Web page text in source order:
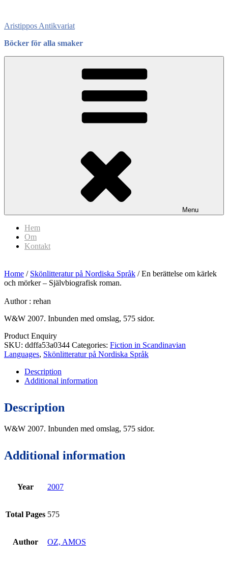
content
Aristippos Antikvariat
Böcker för alla smaker
Menu
Hem
Om
Kontakt
Home / Skönlitteratur på Nordiska Språk / En berättelse om kärlek
och mörker – Självbiografisk roman.
Author : rehan
W&W 2007. Inbunden med omslag, 575 sidor.
Product Enquiry
SKU: ddffa53a0344 Categories: Fiction in Scandinavian
Languages, Skönlitteratur på Nordiska Språk
Description
Additional information
Description
W&W 2007. Inbunden med omslag, 575 sidor.
Additional information
Year 2007
Total Pages 575
Author OZ, AMOS